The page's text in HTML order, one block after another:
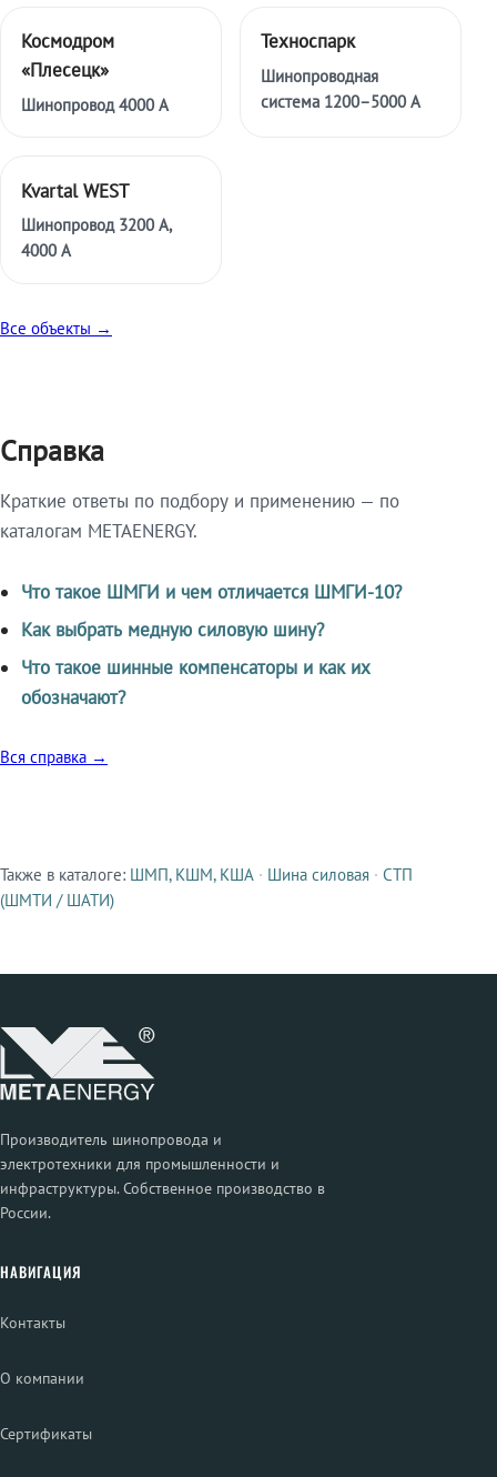
Космодром
«Плесецк»
Шинопровод 4000 А
Техноспарк
Шинопроводная
система 1200–5000 А
Kvartal WEST
Шинопровод 3200 А,
4000 А
Все объекты →
Справка
Краткие ответы по подбору и применению — по
каталогам METAENERGY.
Что такое ШМГИ и чем отличается ШМГИ-10?
Как выбрать медную силовую шину?
Что такое шинные компенсаторы и как их
обозначают?
Вся справка →
Смежные продукты
Также в каталоге: ШМП, КШМ, КША · Шина силовая · СТП
(ШМТИ / ШАТИ)
Производитель шинопровода и
электротехники для промышленности и
инфраструктуры. Собственное производство в
России.
НАВИГАЦИЯ
Контакты
О компании
Сертификаты